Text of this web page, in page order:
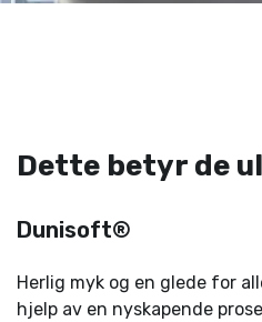
Dette betyr de
Dunisoft®
Herlig myk og en glede for
hjelp av en nyskapende